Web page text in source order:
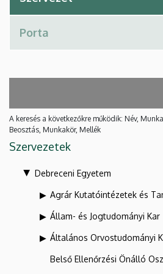
A keresés a következőkre működik: Név,
Beosztás, Munkakör, Mellék
Szervezetek
Debreceni Egyetem
Agrár Kutatóintézetek és
Állam- és Jogtudományi Kar
Általános Orvostudományi
Belső Ellenőrzési Önálló